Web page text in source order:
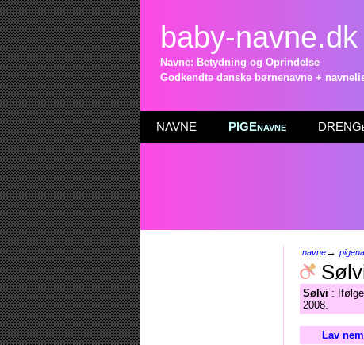
baby-navne.dk
Navne: Betydning og Oprindelse
Godkendte danske børnenavne +
NAVNE PIGEnavne
navne→
Sølvi :
2008.
Lav